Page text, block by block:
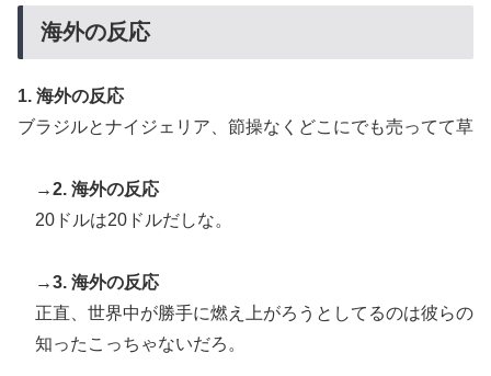
▶
【MLB】先発投手のパワーランキング → 「セールが山
本由伸より下はないわ」「菅野は1位のミジオロウスキ
▶ 【画像】フジテレビ2026入社新人アナウンサーwww
が浮上！現地サポが大興奮！獲得を望む声が殺到！【海
外の反応】
▶ 韓国人「トヨタが2027年に次世代ハイブリッドバッテ
目指す」
海外の反応
1. 海外の反応
ブラジルとナイジェリア、節操なくどこにでも売ってて草
→2. 海外の反応
20ドルは20ドルだしな。
→3. 海外の反応
正直、世界中が勝手に燃え上がろうとしてるのは彼らの
知ったこっちゃないだろ。